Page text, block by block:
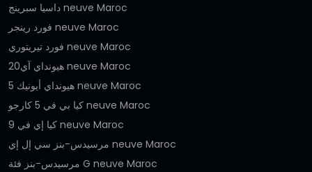
داسيا سبرينج neuve Maroc
فورد رينجر neuve Maroc
فورد تيريتوري neuve Maroc
هيونداي آي20 neuve Maroc
هيونداي أيونيك 5 neuve Maroc
كيا بي في 5 كارجو neuve Maroc
كيا إي في 9 neuve Maroc
مرسيدس-بنز سي إل إي neuve Maroc
مرسيدس-بنز فئة G neuve Maroc